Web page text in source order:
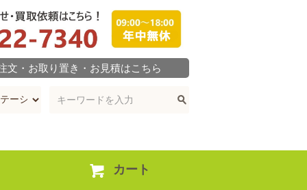
文・お取り置き・お見積はこちら
カート